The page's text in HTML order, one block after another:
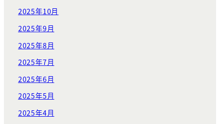
2025年10月
2025年9月
2025年8月
2025年7月
2025年6月
2025年5月
2025年4月